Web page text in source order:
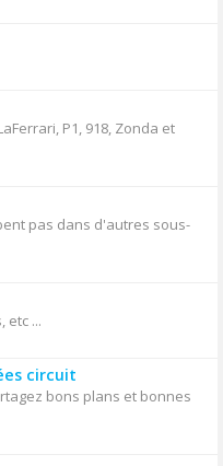
P1, 918, Zonda et
pas dans d'autres sous-
etc ...
circuit
bons plans et bonnes